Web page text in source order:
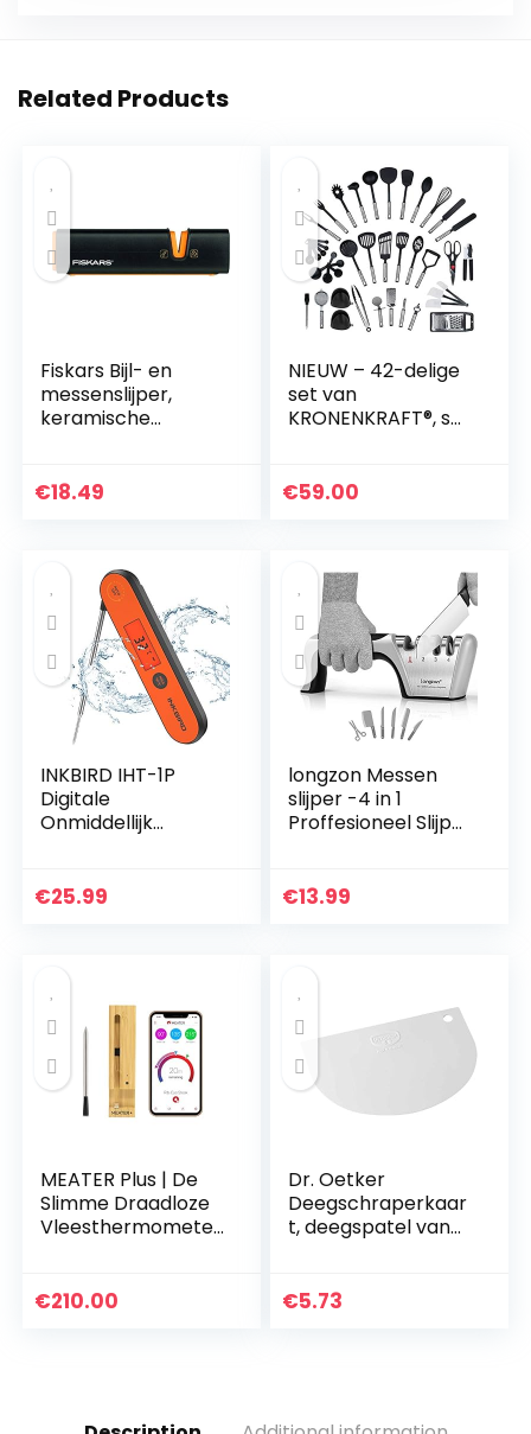
Related Products
Fiskars Bijl- en
messenslijper,
keramische
glasvezelversterkt
€18.49
NIEUW – 42-delige
set van
KRONENKRAFT®, set
staal en nylon.
€59.00
INKBIRD IHT-1P
Digitale
Onmiddellijk
3s,
€25.99
longzon Messen
slijper -4 in 1
Proffesioneel Slijper
Slijpkoppen voor
€13.99
MEATER Plus | De
Slimme Draadloze
Vleesthermometer
Oven, Gril, Keuken,
€210.00
Dr. Oetker
Deegschraperkaar
t, deegspatel van
deegsnijder,
€5.73